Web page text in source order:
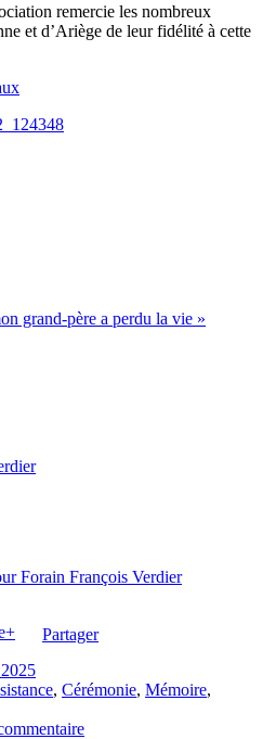
remercie les nombreux
et d’Ariège de leur fidélité à cette
grand-père a perdu la vie »
Forain François Verdier
Partager
, Cérémonie, Mémoire,